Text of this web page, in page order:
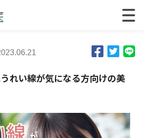
うれい線が気になる方向けの美